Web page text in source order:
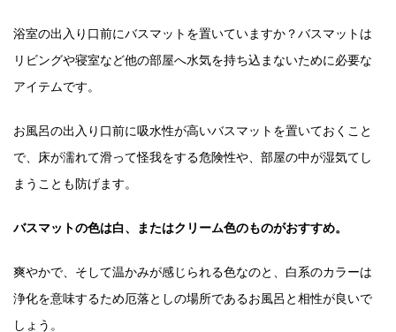
浴室の出入り口前にバスマットを置いていますか？バスマットは
リビングや寝室など他の部屋へ水気を持ち込まないために必要な
アイテムです。
お風呂の出入り口前に吸水性が高いバスマットを置いておくこと
で、床が濡れて滑って怪我をする危険性や、部屋の中が湿気てし
まうことも防げます。
バスマットの色は白、またはクリーム色のものがおすすめ。
爽やかで、そして温かみが感じられる色なのと、白系のカラーは
浄化を意味するため厄落としの場所であるお風呂と相性が良いで
しょう。